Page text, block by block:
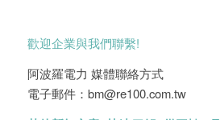
歡迎企業與我們聯繫!
阿波羅電力 媒體聯絡方式
電子郵件：bm@re100.com.tw